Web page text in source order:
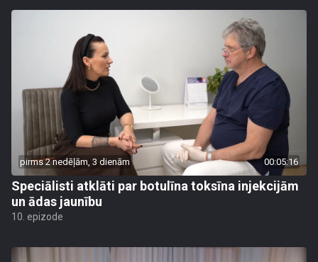
pirms 2 nedēļām, 3 dienām 00:05:16
Speciālisti atklāti par botulīna toksīna injekcijām
un ādas jaunību
10. epizode